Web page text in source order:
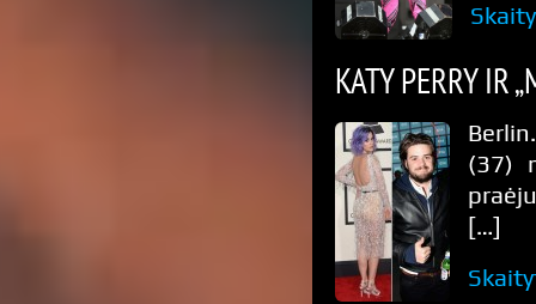
KATY PERRY IR
(37)
[…]